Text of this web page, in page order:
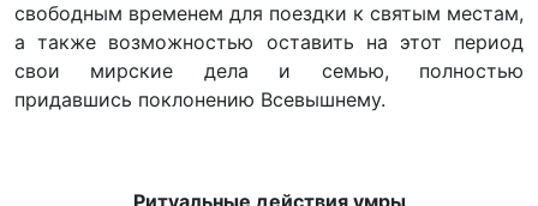
свободным временем для поездки к святым местам,
а также возможностью оставить на этот период
свои мирские дела и семью, полностью
придавшись поклонению Всевышнему.